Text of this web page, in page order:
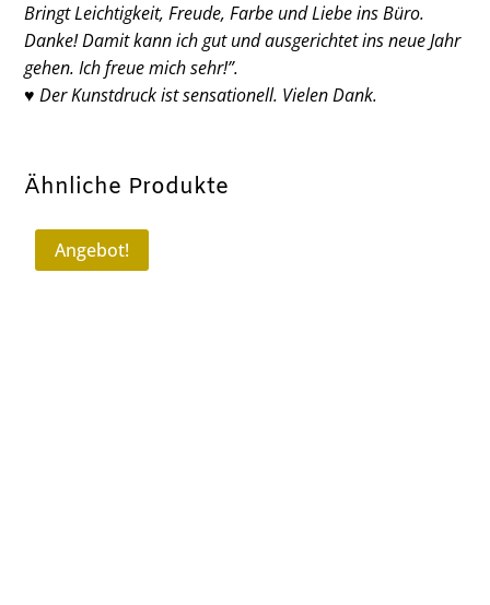
Bringt Leichtigkeit, Freude, Farbe und Liebe ins Büro.
Danke! Damit kann ich gut und ausgerichtet ins neue Jahr
gehen. Ich freue mich sehr!”.
♥ Der Kunstdruck ist sensationell. Vielen Dank.
Ähnliche Produkte
Angebot!